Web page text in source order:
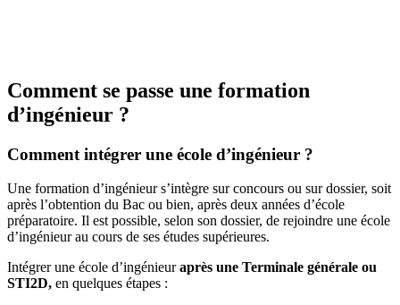
Comment se passe une formation
d’ingénieur ?
Comment intégrer une école d’ingénieur ?
Une formation d’ingénieur s’intègre sur concours ou sur dossier, soit
après l’obtention du Bac ou bien, après deux années d’école
préparatoire. Il est possible, selon son dossier, de rejoindre une école
d’ingénieur au cours de ses études supérieures.
Intégrer une école d’ingénieuraprès une Terminale générale ou
STI2D, en quelques étapes :